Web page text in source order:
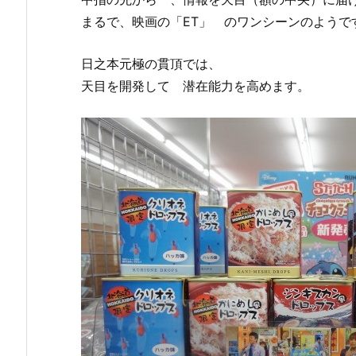
まるで、映画の「ET」 のワンシーンのようで
日之本元極の貫頂では、
天目を開発して 潜在能力を高めます。